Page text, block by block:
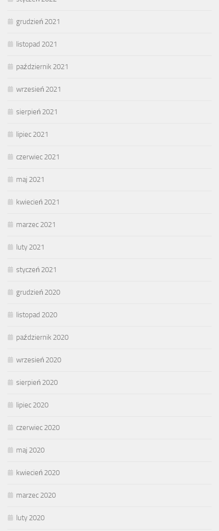
grudzień 2021
listopad 2021
październik 2021
wrzesień 2021
sierpień 2021
lipiec 2021
czerwiec 2021
maj 2021
kwiecień 2021
marzec 2021
luty 2021
styczeń 2021
grudzień 2020
listopad 2020
październik 2020
wrzesień 2020
sierpień 2020
lipiec 2020
czerwiec 2020
maj 2020
kwiecień 2020
marzec 2020
luty 2020